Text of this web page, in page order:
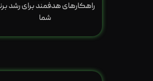
راهکارهای هدفمند برای رشد
شما